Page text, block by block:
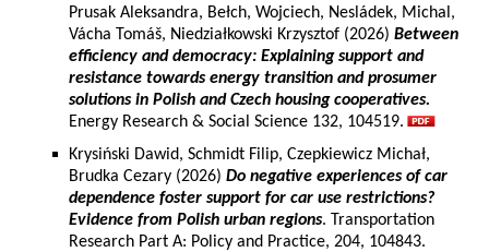
Prusak Aleksandra, Bełch, Wojciech, Nesládek, Michal,
Vácha Tomáš, Niedziałkowski Krzysztof (2026) Between
efficiency and democracy: Explaining support and
resistance towards energy transition and prosumer
solutions in Polish and Czech housing cooperatives.
Energy Research & Social Science 132, 104519.
Krysiński Dawid, Schmidt Filip, Czepkiewicz Michał,
Brudka Cezary (2026) Do negative experiences of car
dependence foster support for car use restrictions?
Evidence from Polish urban regions. Transportation
Research Part A: Policy and Practice, 204, 104843.